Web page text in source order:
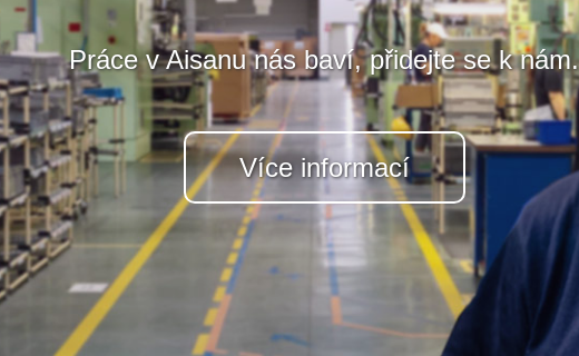
Práce v Aisanu nás baví, přidejte se k nám.
Více informací